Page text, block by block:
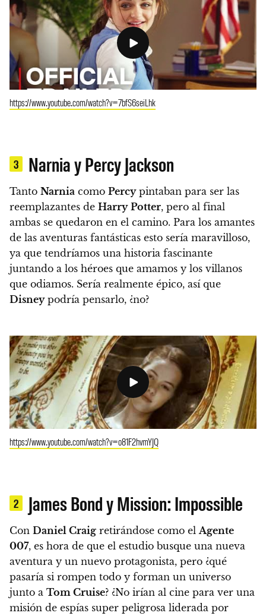
https://www.youtube.com/watch?v=7bfS6seiLhk
3 Narnia y Percy Jackson
Tanto Narnia como Percypintaban para ser las
reemplazantes de Harry Potter, pero al final
ambas se quedaron en el camino. Para los amantes
de las aventuras fantásticas esto sería maravilloso,
ya que tendríamos una historia fascinante
juntando a los héroes que amamos y los villanos
que odiamos. Sería realmente épico, así que
Disneypodría pensarlo, ¿no?
https://www.youtube.com/watch?v=o81F2hvmYJQ
2 James Bond y Mission: Impossible
Con Daniel Craig retirándose como el Agente
007, es hora de que el estudio busque una nueva
aventura y un nuevo protagonista, pero ¿qué
pasaría si rompen todo y forman un universo
junto a Tom Cruise? ¿No irían al cine para ver una
misión de espías super peligrosa liderada por